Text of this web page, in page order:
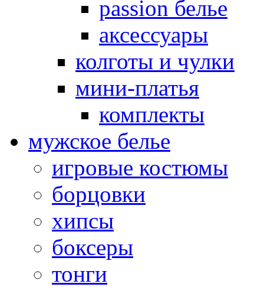
passion белье
аксессуары
колготы и чулки
мини-платья
комплекты
мужское белье
игровые костюмы
борцовки
хипсы
боксеры
тонги